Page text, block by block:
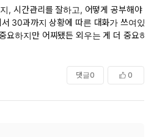
, 시간관리를 잘하고, 어떻게 공부해야
30과까지 상황에 따른 대화가 쓰여있
요하지만 어찌됐든 외우는 게 더 중요하
댓글0 0